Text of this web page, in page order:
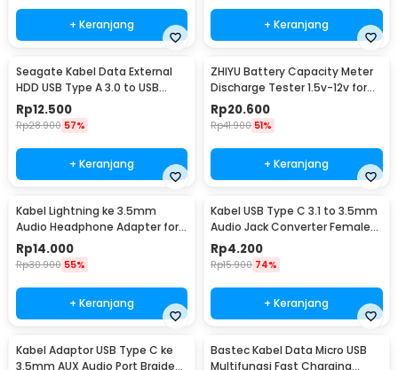
+ Keranjang + Keranjang
Seagate Kabel Data External
HDD USB Type A 3.0 to USB
Micro B Cable 50cm - OD5.5
(ORIGINAL)
Rp12.500
Rp28.900 57%
+ Keranjang
ZHIYU Battery Capacity Meter
Discharge Tester 1.5v-12v for
18650 - HW-586
Rp20.600
Rp41.900 51%
+ Keranjang
Kabel Lightning ke 3.5mm
Audio Headphone Adapter for
iPhone - JH-001
Rp14.000
Rp30.900 55%
+ Keranjang
Kabel USB Type C 3.1 to 3.5mm
Audio Jack Converter Female
10.5cm - L41
Rp4.200
Rp15.900 74%
+ Keranjang
Kabel Adaptor USB Type C ke
3.5mm AUX Audio Port Braided
Bastec Kabel Data Micro USB
Multifungsi Fast Charging